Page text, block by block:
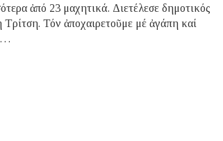
ἀπό 23 μαχητικά. Διετέλεσε δημοτικός
Τόν ἀποχαιρετοῦμε μέ ἀγάπη καί